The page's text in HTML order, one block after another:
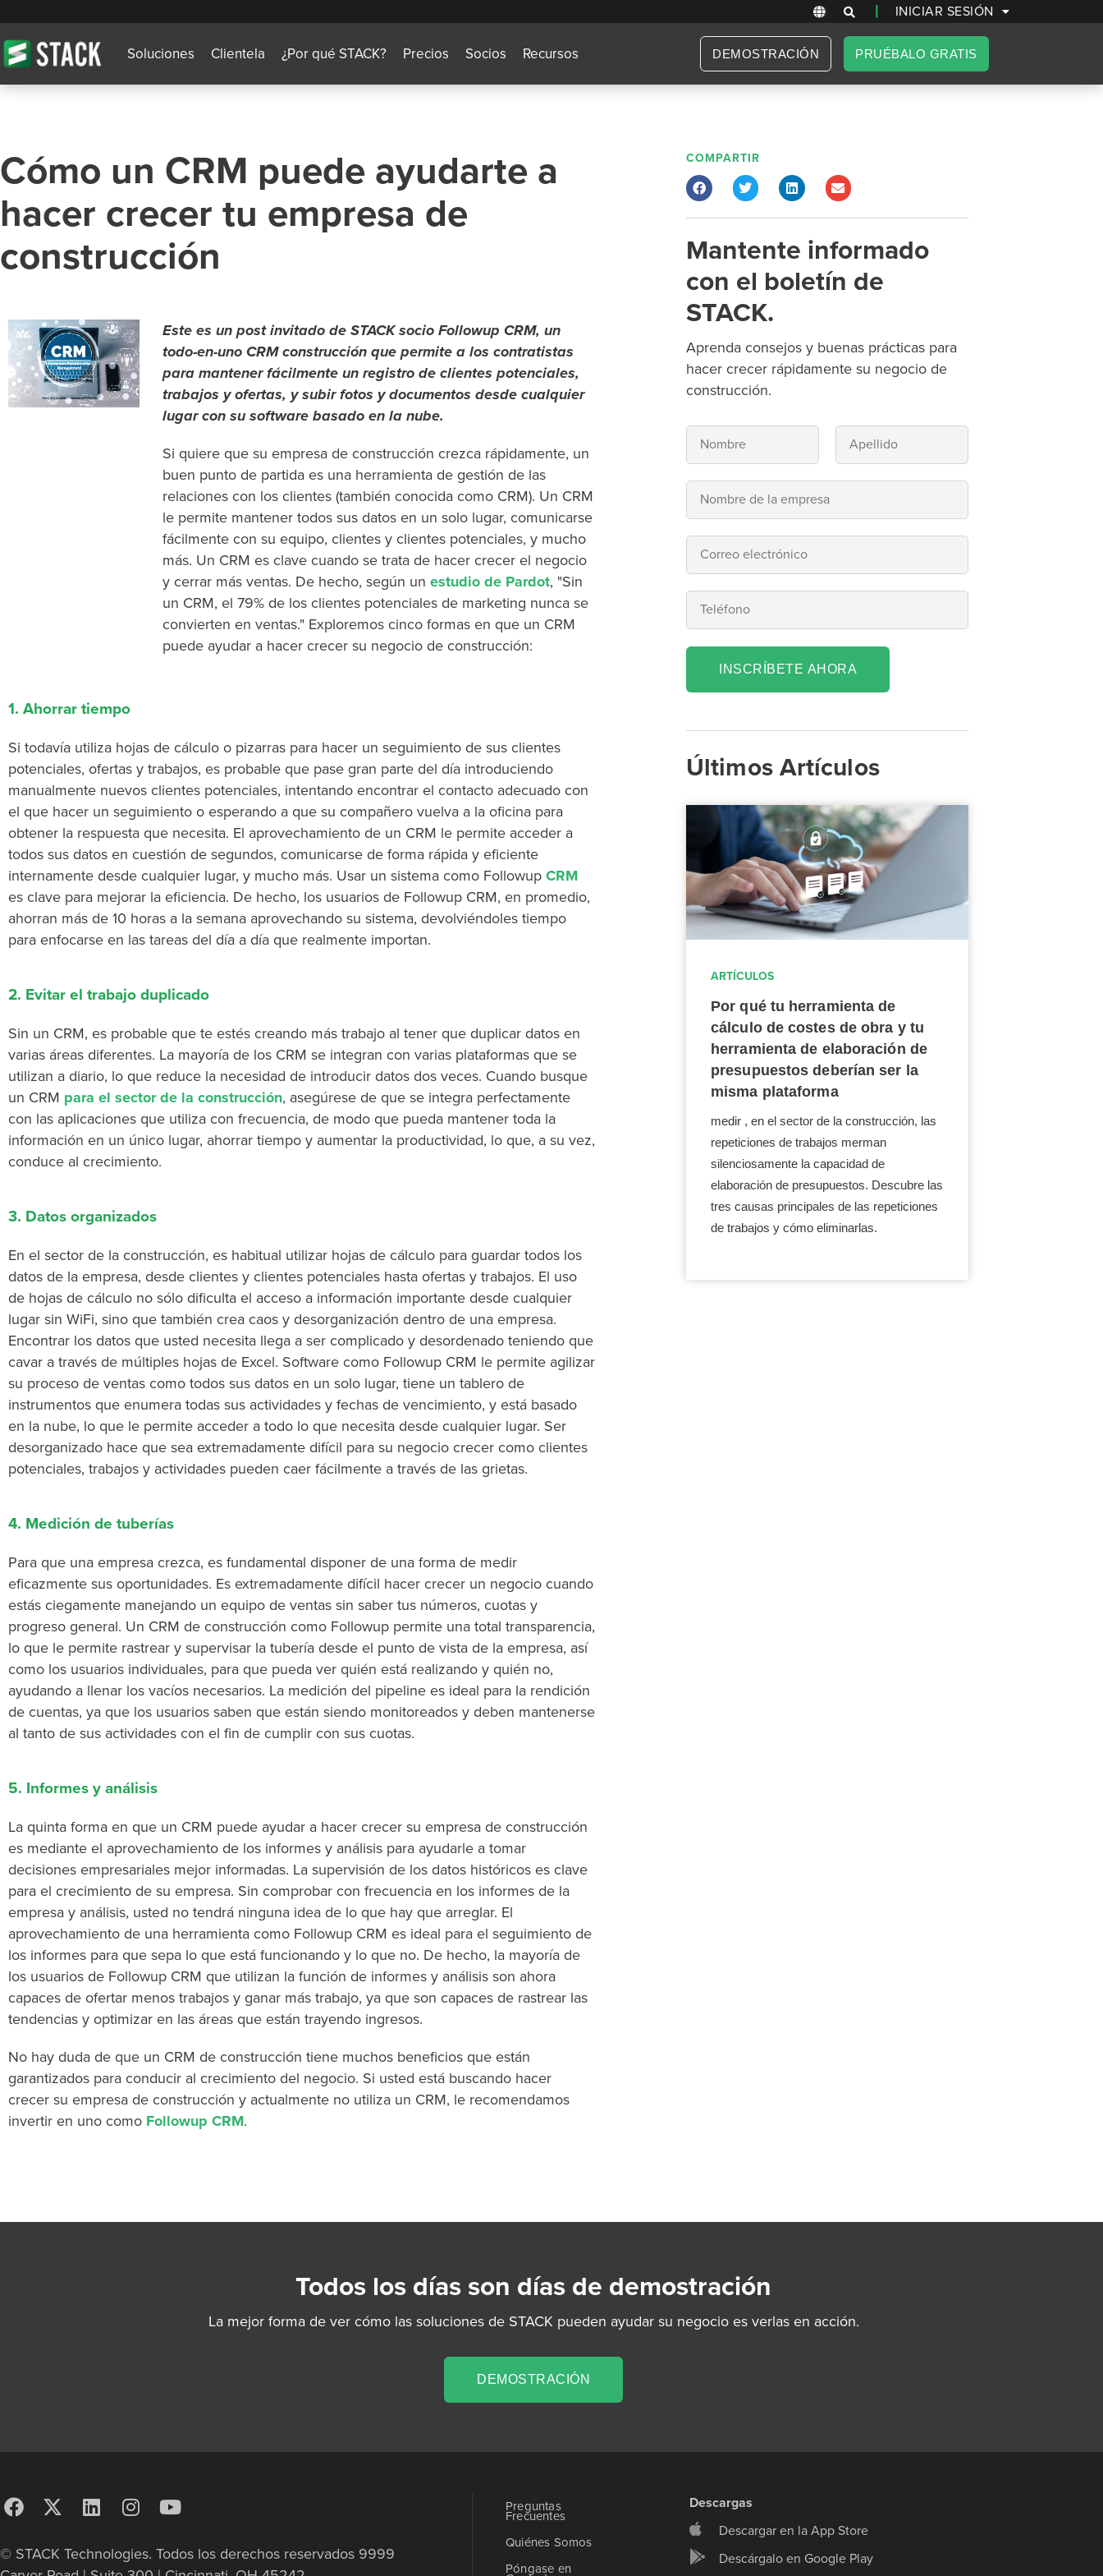
| INICIAR SESIÓN
Soluciones Clientela ¿Por qué STACK? Precios Socios Recursos DEMOSTRACIÓN PRUÉBALO GRATIS
Cómo un CRM puede ayudarte a
hacer crecer tu empresa de
construcción
Este es un post invitado de STACK socio Followup CRM, un
todo-en-uno CRM construcción que permite a los contratistas
para mantener fácilmente un registro de clientes potenciales,
trabajos y ofertas, y subir fotos y documentos desde cualquier
lugar con su software basado en la nube.
Si quiere que su empresa de construcción crezca rápidamente, un
buen punto de partida es una herramienta de gestión de las
relaciones con los clientes (también conocida como CRM). Un CRM
le permite mantener todos sus datos en un solo lugar, comunicarse
fácilmente con su equipo, clientes y clientes potenciales, y mucho
más. Un CRM es clave cuando se trata de hacer crecer el negocio
y cerrar más ventas. De hecho, según unestudio de Pardot, "Sin
un CRM, el 79% de los clientes potenciales de marketing nunca se
convierten en ventas." Exploremos cinco formas en que un CRM
puede ayudar a hacer crecer su negocio de construcción:
1. Ahorrar tiempo
Si todavía utiliza hojas de cálculo o pizarras para hacer un seguimiento de sus clientes
potenciales, ofertas y trabajos, es probable que pase gran parte del día introduciendo
manualmente nuevos clientes potenciales, intentando encontrar el contacto adecuado con
el que hacer un seguimiento o esperando a que su compañero vuelva a la oficina para
obtener la respuesta que necesita. El aprovechamiento de un CRM le permite acceder a
todos sus datos en cuestión de segundos, comunicarse de forma rápida y eficiente
internamente desde cualquier lugar, y mucho más. Usar un sistema como Followup CRM
es clave para mejorar la eficiencia. De hecho, los usuarios de Followup CRM, en promedio,
ahorran más de 10 horas a la semana aprovechando su sistema, devolviéndoles tiempo
para enfocarse en las tareas del día a día que realmente importan.
2. Evitar el trabajo duplicado
Sin un CRM, es probable que te estés creando más trabajo al tener que duplicar datos en
varias áreas diferentes. La mayoría de los CRM se integran con varias plataformas que se
utilizan a diario, lo que reduce la necesidad de introducir datos dos veces. Cuando busque
un CRM para el sector de la construcción, asegúrese de que se integra perfectamente
con las aplicaciones que utiliza con frecuencia, de modo que pueda mantener toda la
información en un único lugar, ahorrar tiempo y aumentar la productividad, lo que, a su vez,
conduce al crecimiento.
3. Datos organizados
En el sector de la construcción, es habitual utilizar hojas de cálculo para guardar todos los
datos de la empresa, desde clientes y clientes potenciales hasta ofertas y trabajos. El uso
de hojas de cálculo no sólo dificulta el acceso a información importante desde cualquier
lugar sin WiFi, sino que también crea caos y desorganización dentro de una empresa.
Encontrar los datos que usted necesita llega a ser complicado y desordenado teniendo que
cavar a través de múltiples hojas de Excel. Software como Followup CRM le permite agilizar
su proceso de ventas como todos sus datos en un solo lugar, tiene un tablero de
instrumentos que enumera todas sus actividades y fechas de vencimiento, y está basado
en la nube, lo que le permite acceder a todo lo que necesita desde cualquier lugar. Ser
desorganizado hace que sea extremadamente difícil para su negocio crecer como clientes
potenciales, trabajos y actividades pueden caer fácilmente a través de las grietas.
4. Medición de tuberías
Para que una empresa crezca, es fundamental disponer de una forma de medir
eficazmente sus oportunidades. Es extremadamente difícil hacer crecer un negocio cuando
estás ciegamente manejando un equipo de ventas sin saber tus números, cuotas y
progreso general. Un CRM de construcción como Followup permite una total transparencia,
lo que le permite rastrear y supervisar la tubería desde el punto de vista de la empresa, así
como los usuarios individuales, para que pueda ver quién está realizando y quién no,
ayudando a llenar los vacíos necesarios. La medición del pipeline es ideal para la rendición
de cuentas, ya que los usuarios saben que están siendo monitoreados y deben mantenerse
al tanto de sus actividades con el fin de cumplir con sus cuotas.
5. Informes y análisis
La quinta forma en que un CRM puede ayudar a hacer crecer su empresa de construcción
es mediante el aprovechamiento de los informes y análisis para ayudarle a tomar
decisiones empresariales mejor informadas. La supervisión de los datos históricos es clave
para el crecimiento de su empresa. Sin comprobar con frecuencia en los informes de la
empresa y análisis, usted no tendrá ninguna idea de lo que hay que arreglar. El
aprovechamiento de una herramienta como Followup CRM es ideal para el seguimiento de
los informes para que sepa lo que está funcionando y lo que no. De hecho, la mayoría de
los usuarios de Followup CRM que utilizan la función de informes y análisis son ahora
capaces de ofertar menos trabajos y ganar más trabajo, ya que son capaces de rastrear las
tendencias y optimizar en las áreas que están trayendo ingresos.
No hay duda de que un CRM de construcción tiene muchos beneficios que están
garantizados para conducir al crecimiento del negocio. Si usted está buscando hacer
crecer su empresa de construcción y actualmente no utiliza un CRM, le recomendamos
invertir en uno como Followup CRM.
COMPARTIR
Mantente informado
con el boletín de
STACK.
Aprenda consejos y buenas prácticas para
hacer crecer rápidamente su negocio de
construcción.
INSCRÍBETE AHORA
Últimos Artículos
ARTÍCULOS
Por qué tu herramienta de
cálculo de costes de obra y tu
herramienta de elaboración de
presupuestos deberían ser la
misma plataforma
medir , en el sector de la construcción, las
repeticiones de trabajos merman
silenciosamente la capacidad de
elaboración de presupuestos. Descubre las
tres causas principales de las repeticiones
de trabajos y cómo eliminarlas.
Todos los días son días de demostración
La mejor forma de ver cómo las soluciones de STACK pueden ayudar su negocio es verlas en acción.
DEMOSTRACIÓN
© STACK Technologies. Todos los derechos reservados 9999
Preguntas
Frecuentes
Quiénes Somos
Póngase en
Descargas
Descargar en la App Store
Descárgalo en Google Play